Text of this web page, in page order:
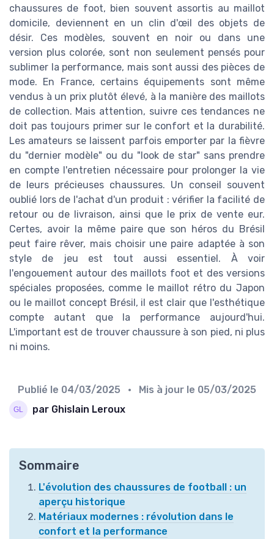
chaussures de foot, bien souvent assortis au maillot
domicile, deviennent en un clin d'œil des objets de
désir. Ces modèles, souvent en noir ou dans une
version plus colorée, sont non seulement pensés pour
sublimer la performance, mais sont aussi des pièces de
mode. En France, certains équipements sont même
vendus à un prix plutôt élevé, à la manière des maillots
de collection. Mais attention, suivre ces tendances ne
doit pas toujours primer sur le confort et la durabilité.
Les amateurs se laissent parfois emporter par la fièvre
du "dernier modèle" ou du "look de star" sans prendre
en compte l'entretien nécessaire pour prolonger la vie
de leurs précieuses chaussures. Un conseil souvent
oublié lors de l'achat d'un produit : vérifier la facilité de
retour ou de livraison, ainsi que le prix de vente eur.
Certes, avoir la même paire que son héros du Brésil
peut faire rêver, mais choisir une paire adaptée à son
style de jeu est tout aussi essentiel. À voir
l'engouement autour des maillots foot et des versions
spéciales proposées, comme le maillot rétro du Japon
ou le maillot concept Brésil, il est clair que l'esthétique
compte autant que la performance aujourd'hui.
L'important est de trouver chaussure à son pied, ni plus
ni moins.
Publié le 04/03/2025 • Mis à jour le 05/03/2025
par Ghislain Leroux
Sommaire
L'évolution des chaussures de football : un
aperçu historique
Matériaux modernes : révolution dans le
confort et la performance